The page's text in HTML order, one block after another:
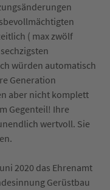
( max zwölf
würden automatisch
Generation
aber nicht komplett
Gegenteil! Ihre
wertvoll. Sie
2020 das Ehrenamt
Gerüstbau